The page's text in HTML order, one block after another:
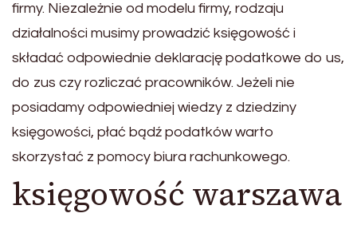
firmy. Niezależnie od modelu firmy, rodzaju
działalności musimy prowadzić księgowość i
składać odpowiednie deklarację podatkowe do us,
do zus czy rozliczać pracowników. Jeżeli nie
posiadamy odpowiedniej wiedzy z dziedziny
księgowości, płać bądź podatków warto
skorzystać z pomocy biura rachunkowego.
księgowość warszawa